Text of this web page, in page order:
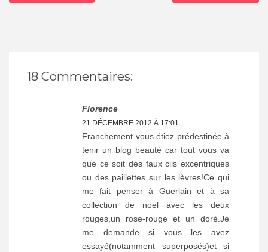
18 Commentaires:
Florence
21 DÉCEMBRE 2012 À 17:01
Franchement vous étiez prédestinée à
tenir un blog beauté car tout vous va
que ce soit des faux cils excentriques
ou des paillettes sur les lèvres!Ce qui
me fait penser à Guerlain et à sa
collection de noel avec les deux
rouges,un rose-rouge et un doré.Je
me demande si vous les avez
essayé(notamment superposés)et si